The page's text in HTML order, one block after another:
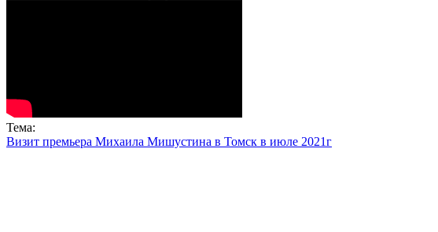
Тема:
Визит премьера Михаила Мишустина в Томск в июле 2021г